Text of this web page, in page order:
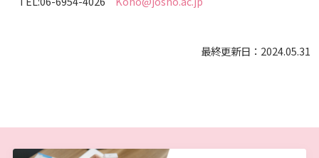
ビジュランクラウド
電子ブック・電子ジャーナルなど
電子ジャーナルをさがす
トレーニングルーム
最終更新日：2024.05.31